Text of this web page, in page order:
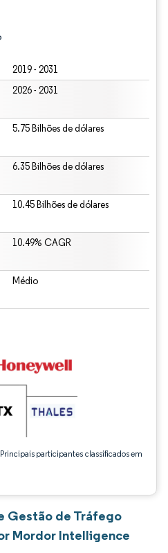
2019 - 2031
2026 - 2031
5.75 Bilhões de dólares
6.35 Bilhões de dólares
10.45 Bilhões de dólares
10.49% CAGR
Médio
participantes classificados em
reuso requer atribuição conforme CC BY 4.0.
Gestão de Tráfego
Mordor Intelligence